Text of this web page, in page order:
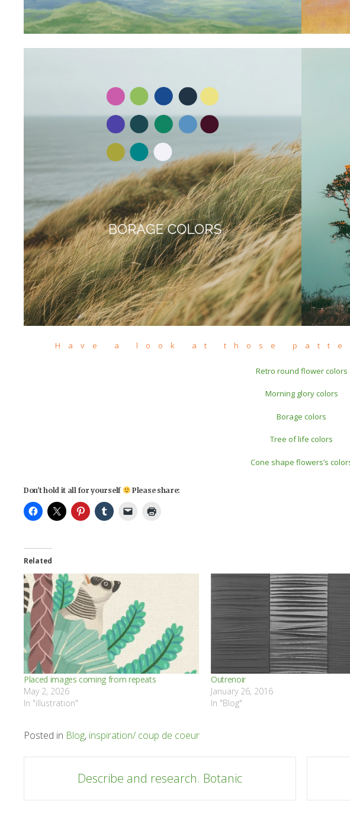
Have a look at those
Retro round flower colors
Morning glory colors
Borage colors
Tree of life colors
Cone shape flowers’s
Don't hold it all for yourself Please share:
Related
Placed images coming from repeats
May 2, 2026
In "illustration"
Outrenoir
January 26, 2016
In "Blog"
Posted in Blog, inspiration/ coup de coeur
navigation
Describe and research. Botanic